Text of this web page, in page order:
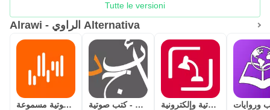
Tutte le versioni
Alrawi - الراوي Alternativa
اقرأ لي - كتب صوتية مسموعة أبجد: روايات - قصص - كتب صوتية رفوف: كتب صوتية وإلكترونية